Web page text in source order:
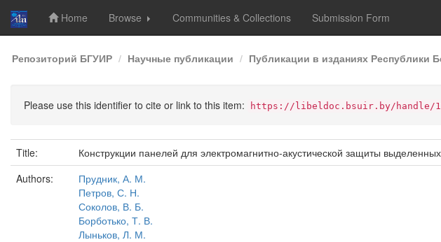
Skip
navigation
Home Browse Communities & Collections Submission Form
Репозиторий БГУИР Научные публикации Публикации в изданиях Республики
Please use this identifier to cite or link to this item: https://libeldoc.bsuir.by/handle/
Title:
Конструкции панелей для электромагнитно-акустической защиты
Authors:
Прудник, А. М.
Петров, С. Н.
Соколов, В. Б.
Борботько, Т. В.
Лыньков, Л. М.